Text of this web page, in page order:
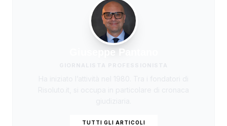
Giuseppe Pantano
TUTTI GLI ARTICOLI